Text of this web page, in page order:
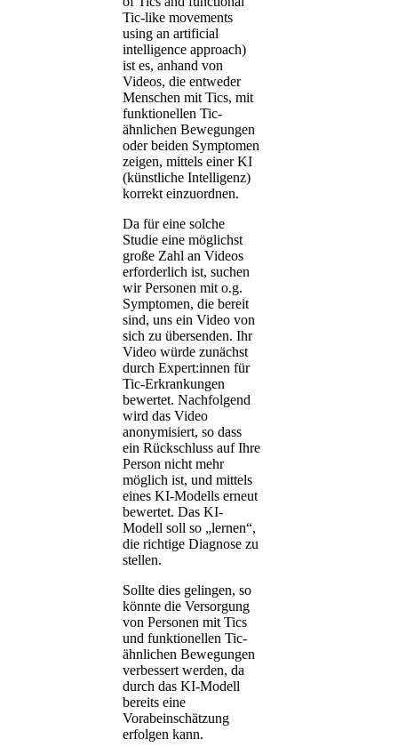
Tic-like movements
using an artificial
intelligence approach)
ist es, anhand von
Videos, die entweder
Menschen mit Tics, mit
funktionellen Tic-
ähnlichen Bewegungen
oder beiden Symptomen
zeigen, mittels einer KI
(künstliche Intelligenz)
korrekt einzuordnen.
Da für eine solche
Studie eine möglichst
große Zahl an Videos
erforderlich ist, suchen
wir Personen mit o.g.
Symptomen, die bereit
sind, uns ein Video von
sich zu übersenden. Ihr
Video würde zunächst
durch Expert:innen für
Tic-Erkrankungen
bewertet. Nachfolgend
wird das Video
anonymisiert, so dass
ein Rückschluss auf Ihre
Person nicht mehr
möglich ist, und mittels
eines KI-Modells erneut
bewertet. Das KI-
Modell soll so „lernen“,
die richtige Diagnose zu
stellen.
Sollte dies gelingen, so
könnte die Versorgung
von Personen mit Tics
und funktionellen Tic-
ähnlichen Bewegungen
verbessert werden, da
durch das KI-Modell
bereits eine
Vorabeinschätzung
erfolgen kann.